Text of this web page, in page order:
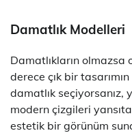
Damatlık Modelleri
Damatlıkların olmazsa
derece çık bir
damatlık seçiyorsanız,
modern çizgileri
estetik bir görünüm